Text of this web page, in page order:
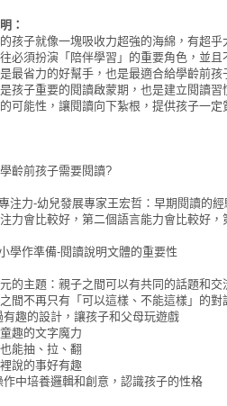
：
孩子就像一塊吸收力超強的海綿，有超
必須扮演「陪伴學習」的重要角色，並
最省力的好幫手，也是最適合給學齡前孩
孩子重要的閱讀啟蒙期，也是建立閱讀
可能性，讓閱讀向下紮根，提供孩子一定
齡前孩子需要閱讀?
注力-幼兒發展專家王宏哲：早期閱讀的
力會比較好，第二個語言能力會比較好
學作準備-閱讀說明文體的重要性
的主題：親子之間可以有共同的話題和交
之間不再只有「可以這樣、不能這樣」的對
趣的設計，讓孩子和父母玩遊戲
趣的文字魔力
能抽、拉、翻
說的事好有趣
中培養邏輯和創意，認識孩子的性格